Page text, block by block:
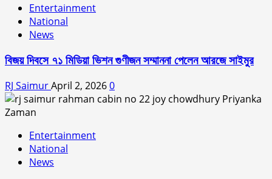
Entertainment
National
News
বিজয় দিবসে ৭১ মিডিয়া ভিশন গুণীজন সম্মাননা পেলেন আরজে সাইমুর
RJ SaimurApril 2, 20260
Entertainment
National
News